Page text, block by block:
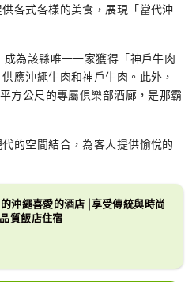
各式各樣的美食，展現「當代沖
為該縣唯一一家獲得「神戶牛肉
應沖繩牛肉和神戶牛肉。此外，
方公尺的專屬俱樂部酒廊，是那霸
的空間結合，為客人提供愉悅的
沖繩喜愛的酒店 |享受傳統與時尚
質飯店住宿